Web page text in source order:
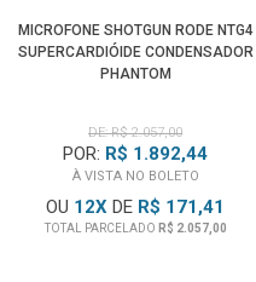
MICROFONE SHOTGUN RODE NTG4
SUPERCARDIÓIDE CONDENSADOR
PHANTOM
DE: R$ 2.057,00
POR: R$ 1.892,44
À VISTA NO BOLETO
OU 12X DE R$ 171,41
TOTAL PARCELADO R$ 2.057,00